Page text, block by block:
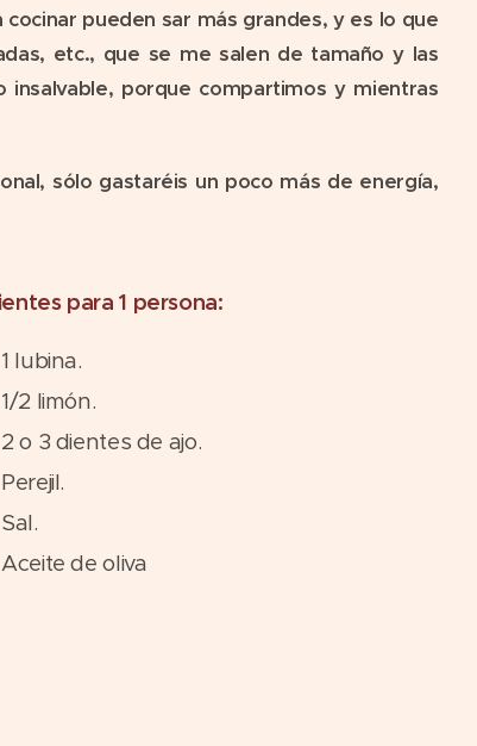
pueden sar más grandes, y es lo que
etc., que se me salen de tamaño y las
porque compartimos y mientras
sólo gastaréis un poco más de energía,
para 1 persona:
1 lubina.
1/2 limón.
2 o 3 dientes de ajo.
Perejil.
Sal.
Aceite de oliva